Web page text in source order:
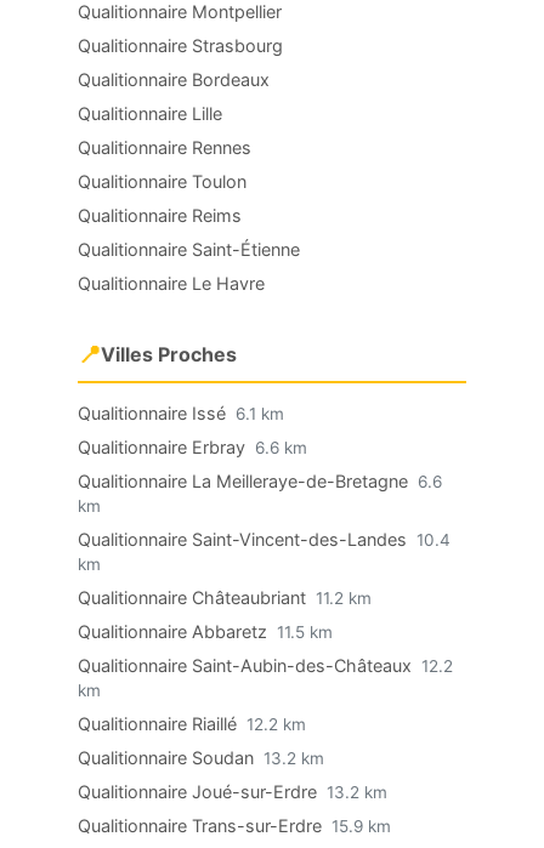
Qualitionnaire Montpellier
Qualitionnaire Strasbourg
Qualitionnaire Bordeaux
Qualitionnaire Lille
Qualitionnaire Rennes
Qualitionnaire Toulon
Qualitionnaire Reims
Qualitionnaire Saint-Étienne
Qualitionnaire Le Havre
📍Villes Proches
Qualitionnaire Issé 6.1 km
Qualitionnaire Erbray 6.6 km
Qualitionnaire La Meilleraye-de-Bretagne 6.6
km
Qualitionnaire Saint-Vincent-des-Landes
10.4
km
Qualitionnaire Châteaubriant 11.2 km
Qualitionnaire Abbaretz 11.5 km
Qualitionnaire Saint-Aubin-des-Châteaux
12.2
km
Qualitionnaire Riaillé 12.2 km
Qualitionnaire Soudan 13.2 km
Qualitionnaire Joué-sur-Erdre 13.2 km
Qualitionnaire Trans-sur-Erdre 15.9 km